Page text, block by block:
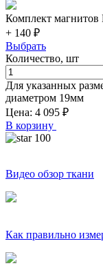
Комплект
+ 140 ₽
Выбрать
Количество, шт
Для указанных
диаметром 19мм
Цена: 4 095 ₽
В корзину
100
Видео обзор ткани
Как правильно